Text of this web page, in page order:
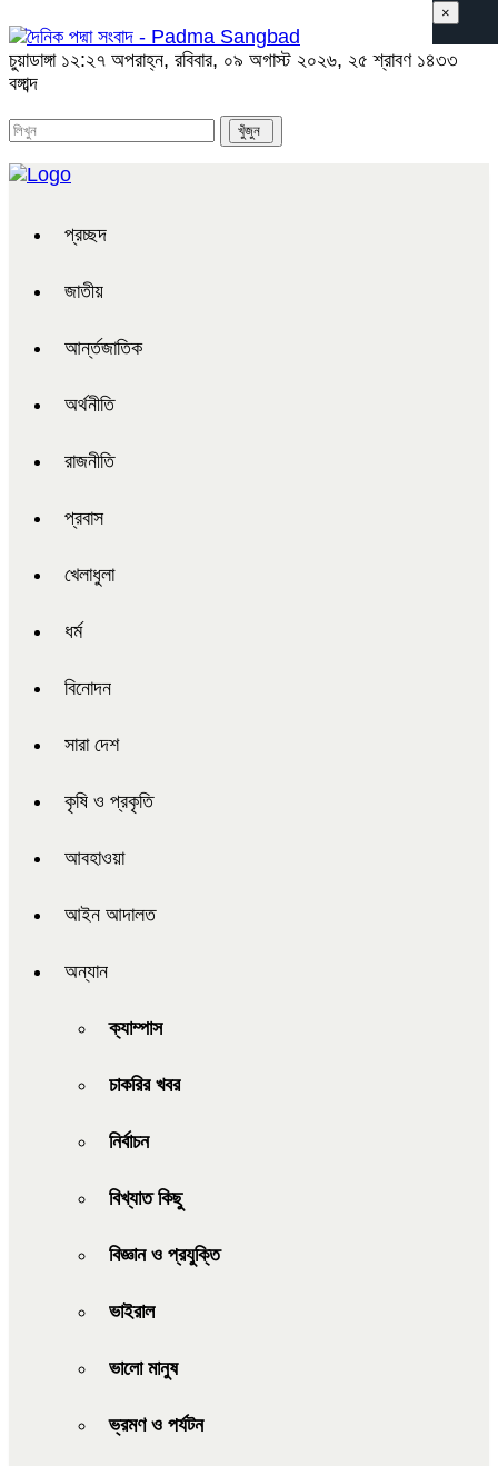
চুয়াডাঙ্গা ১২:২৭ অপরাহ্ন, রবিবার, ০৯ অগাস্ট ২০২৬, ২৫ শ্রাবণ ১৪৩৩
বঙ্গাব্দ
প্রচ্ছদ
জাতীয়
আর্ন্তজাতিক
অর্থনীতি
রাজনীতি
প্রবাস
খেলাধুলা
ধর্ম
বিনোদন
সারা দেশ
কৃষি ও প্রকৃতি
আবহাওয়া
আইন আদালত
অন্যান
ক্যাম্পাস
চাকরির খবর
নির্বাচন
বিখ্যাত কিছু
বিজ্ঞান ও প্রযুক্তি
ভাইরাল
ভালো মানুষ
ভ্রমণ ও পর্যটন
×